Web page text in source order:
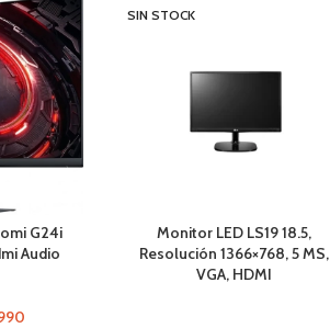
G24i
Audio
SIN STOCK
Monitor LED LS19 18.5,
Resolución 1366×768, 5 MS,
VGA, HDMI